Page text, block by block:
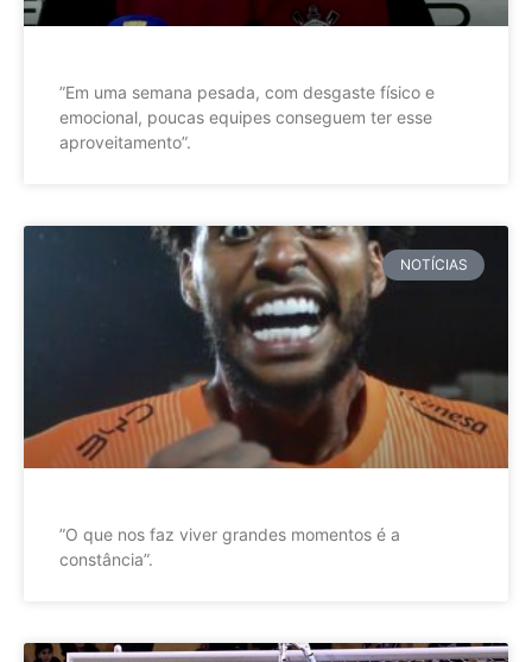
”Em uma semana pesada, com desgaste físico e
emocional, poucas equipes conseguem ter esse
aproveitamento”.
NOTÍCIAS
”O que nos faz viver grandes momentos é a
constância”.